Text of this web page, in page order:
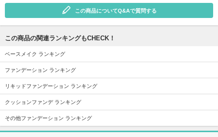
この商品についてQ&Aで質問する
この商品の関連ランキングもCHECK！
ベースメイク ランキング
ファンデーション ランキング
リキッドファンデーション ランキング
クッションファンデ ランキング
その他ファンデーション ランキング